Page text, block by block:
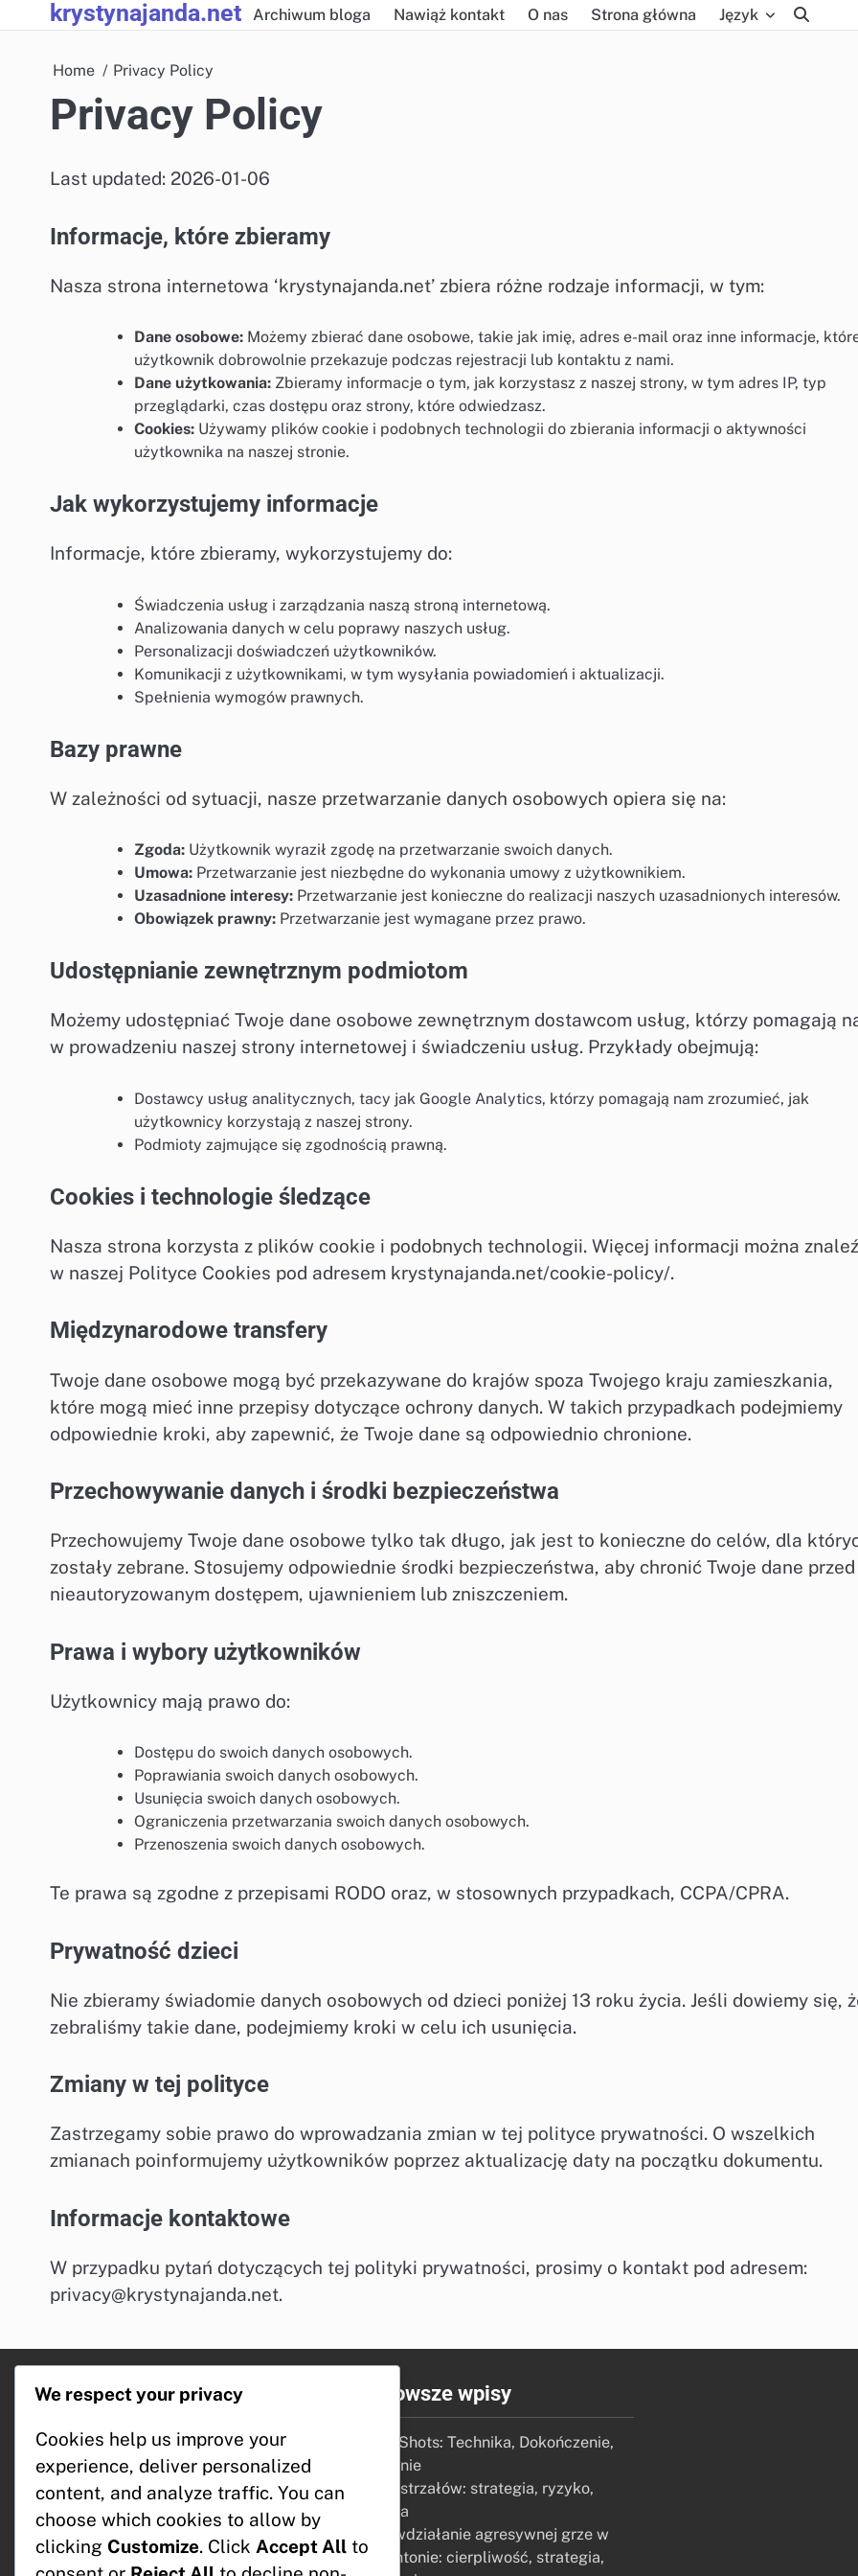
to
krystynajanda.net Archiwum bloga Nawiąż kontakt O nas Strona główna Język
Home Privacy Policy
Privacy Policy
Last updated: 2026-01-06
Informacje, które zbieramy
Nasza strona internetowa ‘krystynajanda.net’ zbiera różne rodzaje informacji, w tym:
Dane osobowe: Możemy zbierać dane osobowe, takie jak imię, adres e-mail oraz inne informacje,
użytkownik dobrowolnie przekazuje podczas rejestracji lub kontaktu z nami.
Dane użytkowania: Zbieramy informacje o tym, jak korzystasz z naszej strony, w tym adres IP, typ
przeglądarki, czas dostępu oraz strony, które odwiedzasz.
Cookies: Używamy plików cookie i podobnych technologii do zbierania informacji o aktywności
użytkownika na naszej stronie.
Jak wykorzystujemy informacje
Informacje, które zbieramy, wykorzystujemy do:
Świadczenia usług i zarządzania naszą stroną internetową.
Analizowania danych w celu poprawy naszych usług.
Personalizacji doświadczeń użytkowników.
Komunikacji z użytkownikami, w tym wysyłania powiadomień i aktualizacji.
Spełnienia wymogów prawnych.
Bazy prawne
W zależności od sytuacji, nasze przetwarzanie danych osobowych opiera się na:
Zgoda: Użytkownik wyraził zgodę na przetwarzanie swoich danych.
Umowa: Przetwarzanie jest niezbędne do wykonania umowy z użytkownikiem.
Uzasadnione interesy: Przetwarzanie jest konieczne do realizacji naszych uzasadnionych interesów.
Obowiązek prawny: Przetwarzanie jest wymagane przez prawo.
Udostępnianie zewnętrznym podmiotom
Możemy udostępniać Twoje dane osobowe zewnętrznym dostawcom usług, którzy pomagają
w prowadzeniu naszej strony internetowej i świadczeniu usług. Przykłady obejmują:
Dostawcy usług analitycznych, tacy jak Google Analytics, którzy pomagają nam zrozumieć, jak
użytkownicy korzystają z naszej strony.
Podmioty zajmujące się zgodnością prawną.
Cookies i technologie śledzące
Nasza strona korzysta z plików cookie i podobnych technologii. Więcej informacji można
w naszej Polityce Cookies pod adresem krystynajanda.net/cookie-policy/.
Międzynarodowe transfery
Twoje dane osobowe mogą być przekazywane do krajów spoza Twojego kraju zamieszkania,
które mogą mieć inne przepisy dotyczące ochrony danych. W takich przypadkach podejmiemy
odpowiednie kroki, aby zapewnić, że Twoje dane są odpowiednio chronione.
Przechowywanie danych i środki bezpieczeństwa
Przechowujemy Twoje dane osobowe tylko tak długo, jak jest to konieczne do celów, dla
zostały zebrane. Stosujemy odpowiednie środki bezpieczeństwa, aby chronić Twoje dane przed
nieautoryzowanym dostępem, ujawnieniem lub zniszczeniem.
Prawa i wybory użytkowników
Użytkownicy mają prawo do:
Dostępu do swoich danych osobowych.
Poprawiania swoich danych osobowych.
Usunięcia swoich danych osobowych.
Ograniczenia przetwarzania swoich danych osobowych.
Przenoszenia swoich danych osobowych.
Te prawa są zgodne z przepisami RODO oraz, w stosownych przypadkach, CCPA/CPRA.
Prywatność dzieci
Nie zbieramy świadomie danych osobowych od dzieci poniżej 13 roku życia. Jeśli dowiemy się,
zebraliśmy takie dane, podejmiemy kroki w celu ich usunięcia.
Zmiany w tej polityce
Zastrzegamy sobie prawo do wprowadzania zmian w tej polityce prywatności. O wszelkich
zmianach poinformujemy użytkowników poprzez aktualizację daty na początku dokumentu.
Informacje kontaktowe
W przypadku pytań dotyczących tej polityki prywatności, prosimy o kontakt pod adresem:
privacy@krystynajanda.net.
Informacje prawne
Polityka prywatności
O nas
Regulamin
Pliki cookie i śledzenie
Nawiąż kontakt
Najnowsze wpisy
Power Shots: Technika, Dokończenie,
Uderzenie
Wybór strzałów: strategia, ryzyko,
nagroda
Przeciwdziałanie agresywnej grze w
badmintonie: cierpliwość, strategia,
We respect your privacy
Cookies help us improve your
experience, deliver personalized
content, and analyze traffic. You can
choose which cookies to allow by
clicking Customize. Click Accept All to